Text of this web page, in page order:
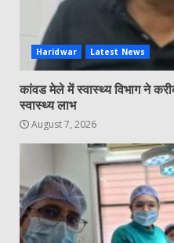
Haridwar Latest News
कांवड मेले में स्वास्थ्य विभाग ने
स्वास्थ्य लाभ
August 7, 2026